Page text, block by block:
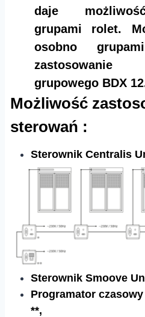
daje
grupami rolet.
osobno
grupowego BDX
Możliwość
sterowań :
Sterownik Centralis
Sterownik Smoove
Programator
**,